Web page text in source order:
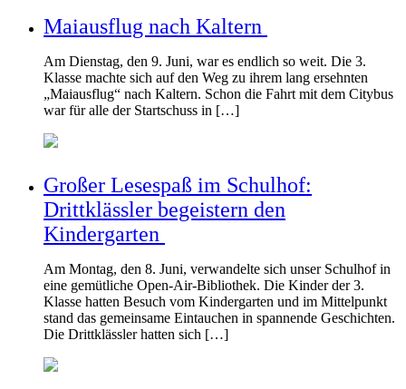
Maiausflug nach Kaltern
Am Dienstag, den 9. Juni, war es endlich so weit. Die 3.
Klasse machte sich auf den Weg zu ihrem lang ersehnten
„Maiausflug“ nach Kaltern. Schon die Fahrt mit dem Citybus
war für alle der Startschuss in […]
Großer Lesespaß im Schulhof:
Drittklässler begeistern den
Kindergarten
Am Montag, den 8. Juni, verwandelte sich unser Schulhof in
eine gemütliche Open-Air-Bibliothek. Die Kinder der 3.
Klasse hatten Besuch vom Kindergarten und im Mittelpunkt
stand das gemeinsame Eintauchen in spannende Geschichten.
Die Drittklässler hatten sich […]